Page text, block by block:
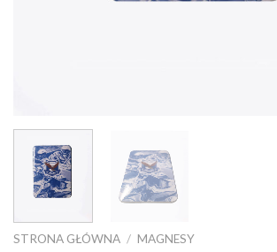
STRONA GŁÓWNA / MAGNESY